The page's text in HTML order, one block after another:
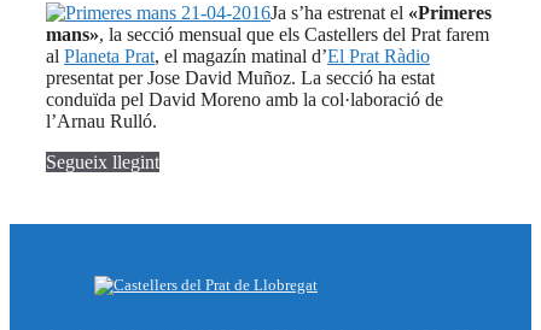
Ja s’ha estrenat el «Primeres
mans», la secció mensual que els Castellers del Prat farem
al Planeta Prat, el magazín matinal d’El Prat Ràdio
presentat per Jose David Muñoz. La secció ha estat
conduïda pel David Moreno amb la col·laboració de
l’Arnau Rulló.
Segueix llegint